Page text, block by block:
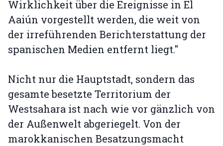
Wirklichkeit über die Ereignisse in El
Aaiún vorgestellt werden, die weit von
der irreführenden Berichterstattung der
spanischen Medien entfernt liegt."
Nicht nur die Hauptstadt, sondern das
gesamte besetzte Territorium der
Westsahara ist nach wie vor gänzlich von
der Außenwelt abgeriegelt. Von der
marokkanischen Besatzungsmacht